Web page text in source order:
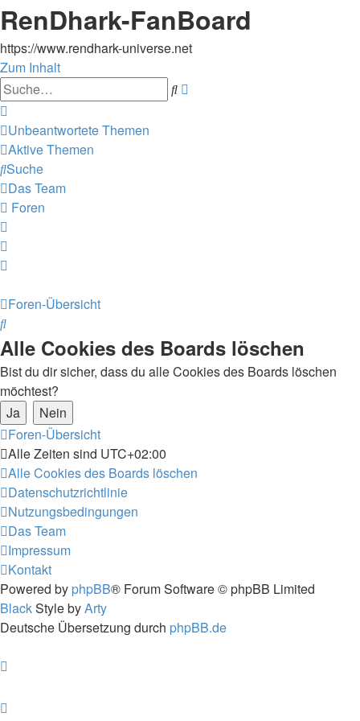
RenDhark-FanBoard
https://www.rendhark-universe.net
Zum Inhalt
Suche
Unbeantwortete Themen
Aktive Themen
Suche
Das Team
Foren
Foren-Übersicht
Suche
Alle Cookies des Boards löschen
Bist du dir sicher, dass du alle Cookies des Boards löschen
möchtest?
Foren-Übersicht
Alle Zeiten sind UTC+02:00
Alle Cookies des Boards löschen
Datenschutzrichtlinie
Nutzungsbedingungen
Das Team
Impressum
Kontakt
Powered by phpBB® Forum Software © phpBB Limited
BlackStyle byArty
Deutsche Übersetzung durch phpBB.de